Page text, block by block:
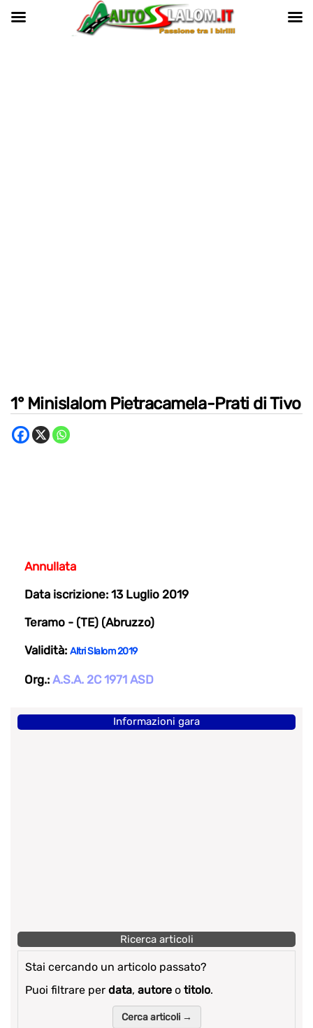
1° Minislalom Pietracamela-Prati di Tivo
Annullata
Data iscrizione: 13 Luglio 2019
Teramo - (TE) (Abruzzo)
Validità: Altri Slalom 2019
Org.: A.S.A. 2C 1971 ASD
Informazioni gara
Ricerca articoli
Stai cercando un articolo passato?
Puoi filtrare per data, autore o titolo.
Cerca articoli →